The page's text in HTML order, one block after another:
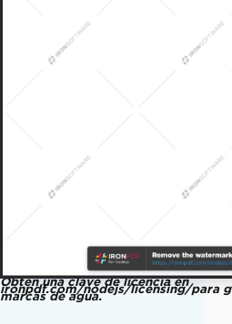
Obtén una clave de licencia en
ironpdf.com/nodejs/licensing/para
marcas de agua.